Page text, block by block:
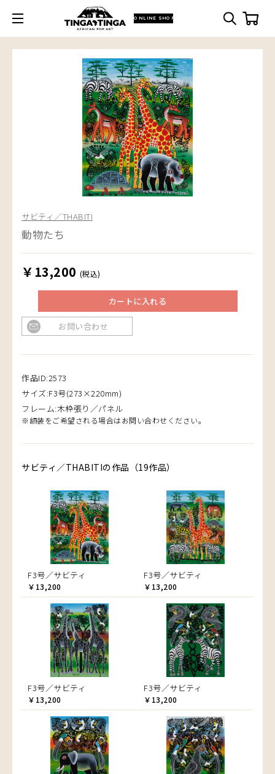
ONLINE SHOP
サビティ／THABITI
動物たち
￥13,200 (税込)
カートに入れる
お問い合わせ
作品ID:2573
サイズ:F3号(273×220mm)
フレーム:木枠張り／パネル
※額装をご希望される場合はお問い合わせください。
サビティ／THABITIの作品（19作品）
F3号／サビティ
￥13,200
F3号／サビティ
￥13,200
F3号／サビティ
￥13,200
F3号／サビティ
￥13,200